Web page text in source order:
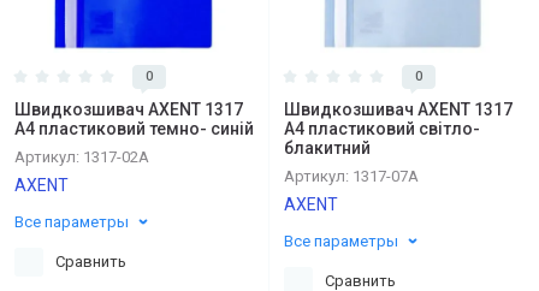
0
Швидкозшивач AXENT 1317
А4 пластиковий темно- синій
Артикул: 1317-02А
AXENT
Все параметры
Сравнить
0
Швидкозшивач AXENT 1317
А4 пластиковий світло-
блакитний
Артикул: 1317-07А
AXENT
Все параметры
Сравнить